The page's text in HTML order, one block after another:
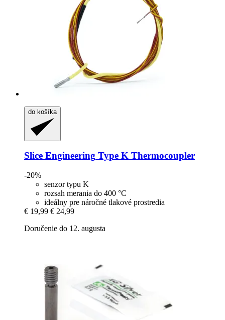
do košíka
Slice Engineering Type K Thermocoupler
-20%
senzor typu K
rozsah merania do 400 °C
ideálny pre náročné tlakové prostredia
€ 19,99 € 24,99
Doručenie do 12. augusta